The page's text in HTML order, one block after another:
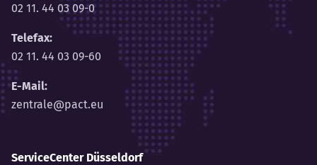
02 11. 44 03 09-0
Telefax:
02 11. 44 03 09-60
E-Mail:
zentrale@pact.eu
ServiceCenter Düsseldorf